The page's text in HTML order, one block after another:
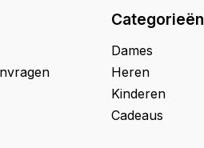
Categorieën
Dames
Heren
Kinderen
Cadeaus